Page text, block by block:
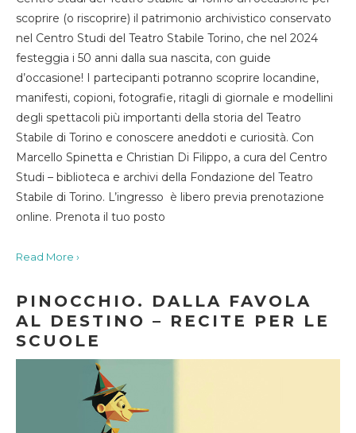
scoprire (o riscoprire) il patrimonio archivistico conservato
nel Centro Studi del Teatro Stabile Torino, che nel 2024
festeggia i 50 anni dalla sua nascita, con guide
d’occasione! I partecipanti potranno scoprire locandine,
manifesti, copioni, fotografie, ritagli di giornale e modellini
degli spettacoli più importanti della storia del Teatro
Stabile di Torino e conoscere aneddoti e curiosità. Con
Marcello Spinetta e Christian Di Filippo, a cura del Centro
Studi – biblioteca e archivi della Fondazione del Teatro
Stabile di Torino. L’ingresso è libero previa prenotazione
online. Prenota il tuo posto
Read More ›
PINOCCHIO. DALLA FAVOLA
AL DESTINO – RECITE PER LE
SCUOLE